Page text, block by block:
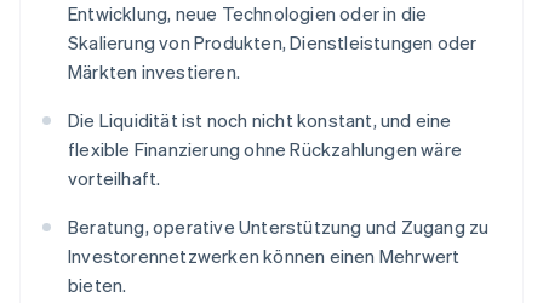
Entwicklung, neue Technologien oder in die
Skalierung von Produkten, Dienstleistungen oder
Märkten investieren.
Die Liquidität ist noch nicht konstant, und eine
flexible Finanzierung ohne Rückzahlungen wäre
vorteilhaft.
Beratung, operative Unterstützung und Zugang zu
Investorennetzwerken können einen Mehrwert
bieten.